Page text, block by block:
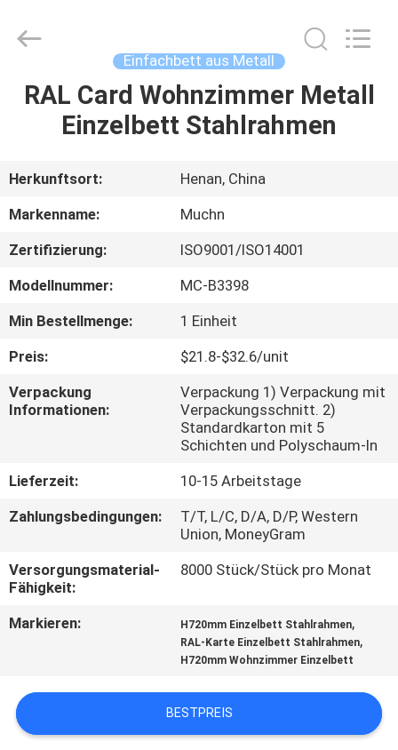
HAUS
ÜBER
UNS
FABRIK-
AUSFLUG
QUALITÄTSKONTROLLE
SIE
UNS
IN
VERBINDUNG
FORDERN
SIE
Rights
Einfachbett aus Metall
RAL Card Wohnzimmer Metall
Einzelbett Stahlrahmen
Herkunftsort:
Henan, China
Markenname:
Muchn
Zertifizierung:
ISO9001/ISO14001
Modellnummer:
MC-B3398
Min Bestellmenge:
1 Einheit
Preis:
$21.8-$32.6/unit
Verpackung
Informationen:
Verpackung 1) Verpackung mit
Verpackungsschnitt. 2)
Standardkarton mit 5
Schichten und Polyschaum-In
Lieferzeit:
10-15 Arbeitstage
Zahlungsbedingungen:
T/T, L/C, D/A, D/P, Western
Union, MoneyGram
Versorgungsmaterial-
Fähigkeit:
8000 Stück/Stück pro Monat
Markieren: H720mm Einzelbett Stahlrahmen,
RAL-Karte Einzelbett Stahlrahmen,
H720mm Wohnzimmer Einzelbett
BESTPREIS